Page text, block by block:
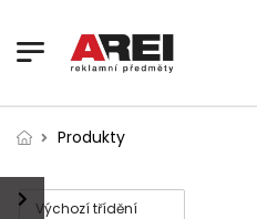
Produkty